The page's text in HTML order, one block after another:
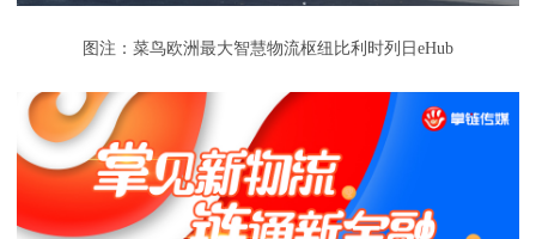
图注：菜鸟欧洲最大智慧物流枢纽比利时列日eHub